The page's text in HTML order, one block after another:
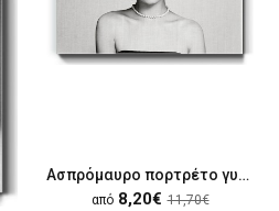
Ασπρόμαυρο πορτρέτο γυναίκας
από 8,20€ 11,70€